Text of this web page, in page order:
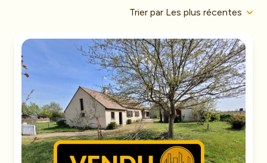
Alerte
e-
mail
Le
Saviez-
vous
Contact
Trier par Les plus récentes